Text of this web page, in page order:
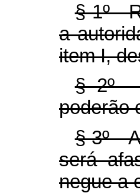
§ 1º
a
item I,
§ 2º
poderão
§ 3º A
será
negue a